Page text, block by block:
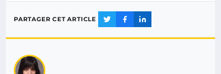
PARTAGER CET ARTICLE